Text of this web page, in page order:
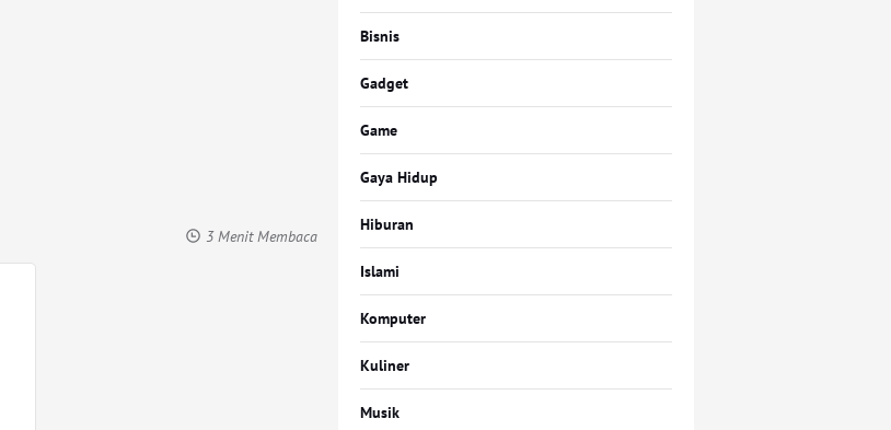
3 Menit Membaca
Bisnis
Gadget
Game
Gaya Hidup
Hiburan
Islami
Komputer
Kuliner
Musik